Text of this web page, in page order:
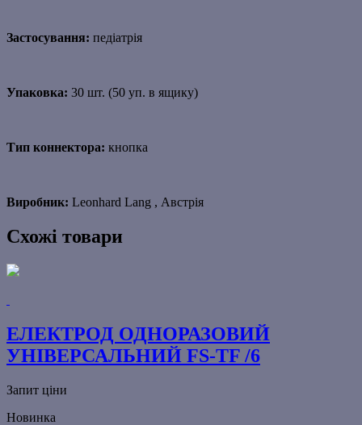
Застосування: педіатрія
Упаковка: 30 шт. (50 уп. в ящику)
Тип коннектора: кнопка
Виробник: Leonhard Lang , Австрія
Схожі товари
ЕЛЕКТРОД ОДНОРАЗОВИЙ
УНІВЕРСАЛЬНИЙ FS-TF /6
Запит ціни
Новинка